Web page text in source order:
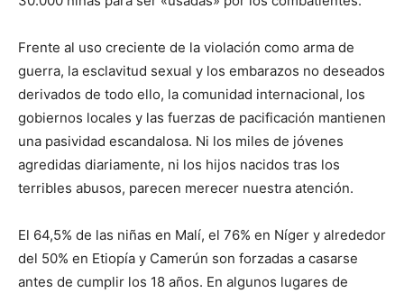
Frente al uso creciente de la violación como arma de
guerra, la esclavitud sexual y los embarazos no deseados
derivados de todo ello, la comunidad internacional, los
gobiernos locales y las fuerzas de pacificación mantienen
una pasividad escandalosa. Ni los miles de jóvenes
agredidas diariamente, ni los hijos nacidos tras los
terribles abusos, parecen merecer nuestra atención.
El 64,5% de las niñas en Malí, el 76% en Níger y alrededor
del 50% en Etiopía y Camerún son forzadas a casarse
antes de cumplir los 18 años. En algunos lugares de